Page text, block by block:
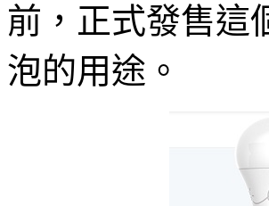
前，正式發售這
泡的用途。